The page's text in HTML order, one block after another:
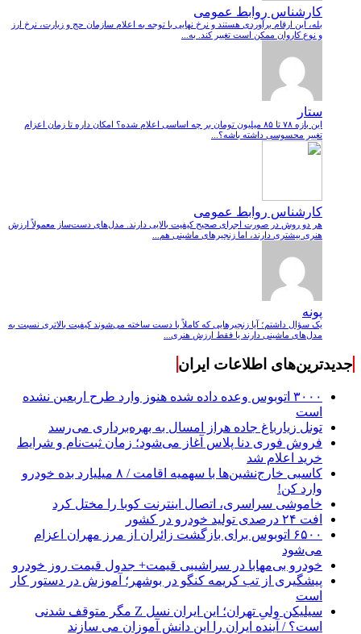
کارشناس روابط عمومی
بله، این ارقام برآوردی هستند و نرخ نهایی با توجه به اعلام سازمان حج و زیارت، نرخ ارز
و نوع کاروان ممکن است تغییر کند. به...
ستار
این بازه ۷۸ تا ۸۵ میلیون تومان بر چه اساسی اعلام شده؟ امکان داره تا زمان اعزام
تغییر محسوسی داشته باشه؟...
کارشناس روابط عمومی
هر دو روش در صورت اجرای صحیح کیفیت بالایی دارند. مدل‌های دست‌ساز معمولاً ارزش
هنری بیشتری دارند، اما زنجیرهای ماشینی هم...
پونه
یک سؤال داشتم؛ آیا زنجیرهایی که کاملاً با دست ساخته می‌شوند کیفیت بالاتری نسبت به
مدل‌های ماشینی دارند یا فقط ارزش هنری...
جدیدترین‌های اطلاعات ایران
۳۰۰۰ اتوبوس وعده داده شده هنوز وارد طرح اربعین نشده
است
تونل زیارباغ جاده هراز امسال به بهره‌برداری می‌رسد
فروش فوری دنا پلاس آغاز می‌شود؛ زمان ثبت‌نام و شرایط
خرید اعلام شد
کاسبی خارج‌نشین‌ها با سهمیه اقامت / ۸ میلیارد بده خودرو
وارد کن!
خاموشی سراسری، اتصال اینترنت کوبا را مختل کرد
افت ۲۴ درصدی تولید خودرو در کشور
۶۵۰۰ اتوبوس برای بازگشت زائران از مرز مهران اعزام
می‌شود
خودرو بی‌مهابا در سراشیبی قیمت+ جدول قیمت روز خودرو
پیشگیری از تب کریمه کنگو در بوشهر؛ آموزش در دستور کار
است
سیلیکن ولیِ تهران؛ این ایران نسل Z مگر متوقف شدنی
است؟ / آینده ایران را این دانش آموزان می سازند